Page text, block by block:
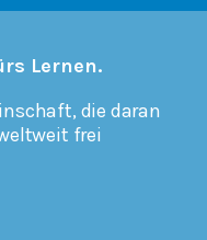
Lernen.
die daran
frei